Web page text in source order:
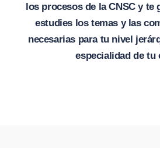
los procesos de la CNSC y te
estudies los temas y las
necesarias para tu nivel
especialidad de tu